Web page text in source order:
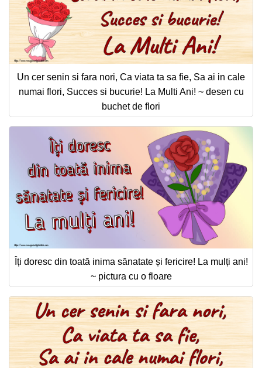
Un cer senin si fara nori, Ca viata ta sa fie, Sa ai in cale
numai flori, Succes si bucurie! La Multi Ani! ~ desen cu
buchet de flori
Îți doresc din toată inima sănatate și fericire! La mulți ani!
~ pictura cu o floare